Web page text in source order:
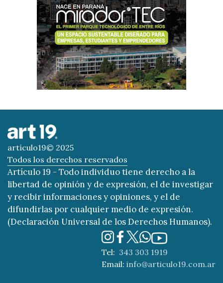
artículo19© 2025
Todos los derechos reservados
Artículo 19 - Todo individuo tiene derecho a la
libertad de opinión y de expresión, el de investigar
y recibir informaciones y opiniones, y el de
difundirlas por cualquier medio de expresión.
(Declaración Universal de los Derechos Humanos).
Tel: 343 303 1919
Email: info@articulo19.com.ar